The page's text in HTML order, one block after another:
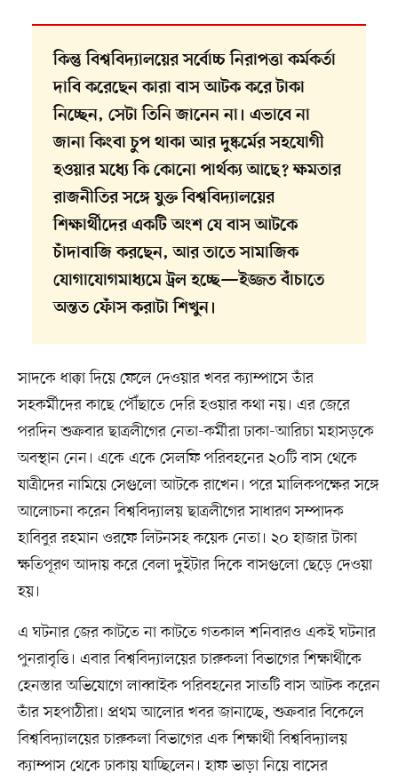
কিন্তু বিশ্ববিদ্যালয়ের সর্বোচ্চ নিরাপত্তা কর্মকর্তা
দাবি করেছেন কারা বাস আটক করে টাকা
নিচ্ছেন, সেটা তিনি জানেন না। এভাবে না
জানা কিংবা চুপ থাকা আর দুষ্কর্মের সহযোগী
হওয়ার মধ্যে কি কোনো পার্থক্য আছে? ক্ষমতার
রাজনীতির সঙ্গে যুক্ত বিশ্ববিদ্যালয়ের
শিক্ষার্থীদের একটি অংশ যে বাস আটকে
চাঁদাবাজি করছেন, আর তাতে সামাজিক
যোগাযোগমাধ্যমে ট্রল হচ্ছে—ইজ্জত বাঁচাতে
অন্তত ফোঁস করাটা শিখুন।
সাদকে ধাক্কা দিয়ে ফেলে দেওয়ার খবর ক্যাম্পাসে তাঁর
সহকর্মীদের কাছে পৌঁছাতে দেরি হওয়ার কথা নয়। এর জেরে
পরদিন শুক্রবার ছাত্রলীগের নেতা-কর্মীরা ঢাকা-আরিচা মহাসড়কে
অবস্থান নেন। একে একে সেলফি পরিবহনের ২০টি বাস থেকে
যাত্রীদের নামিয়ে সেগুলো আটকে রাখেন। পরে মালিকপক্ষের সঙ্গে
আলোচনা করেন বিশ্ববিদ্যালয় ছাত্রলীগের সাধারণ সম্পাদক
হাবিবুর রহমান ওরফে লিটনসহ কয়েক নেতা। ২০ হাজার টাকা
ক্ষতিপূরণ আদায় করে বেলা দুইটার দিকে বাসগুলো ছেড়ে দেওয়া
হয়।
এ ঘটনার জের কাটতে না কাটতে গতকাল শনিবারও একই ঘটনার
পুনরাবৃত্তি। এবার বিশ্ববিদ্যালয়ের চারুকলা বিভাগের শিক্ষার্থীকে
হেনস্তার অভিযোগে লাব্বাইক পরিবহনের সাতটি বাস আটক করেন
তাঁর সহপাঠীরা। প্রথম আলোর খবর জানাচ্ছে, শুক্রবার বিকেলে
বিশ্ববিদ্যালয়ের চারুকলা বিভাগের এক শিক্ষার্থী বিশ্ববিদ্যালয়
ক্যাম্পাস থেকে ঢাকায় যাচ্ছিলেন। হাফ ভাড়া নিয়ে বাসের